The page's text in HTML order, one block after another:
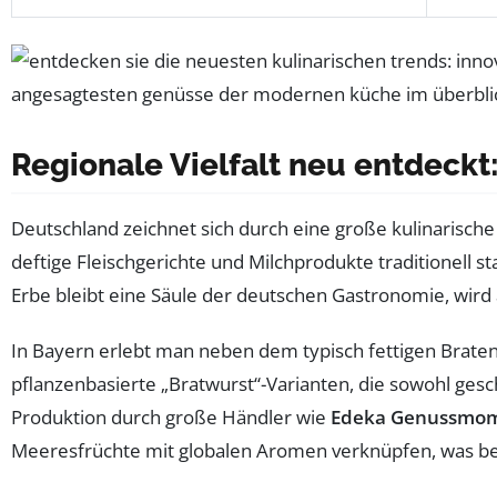
Regionale Vielfalt neu
Deutschland zeichnet sich durch eine große
deftige Fleischgerichte und Milchprodukte traditionell
Erbe bleibt eine Säule der deutschen Gastronomie,
In Bayern erlebt man neben dem typisch fettigen
pflanzenbasierte „Bratwurst“-Varianten, die sowohl
Produktion durch große Händler wie Edeka
Meeresfrüchte mit globalen Aromen verknüpfen, was